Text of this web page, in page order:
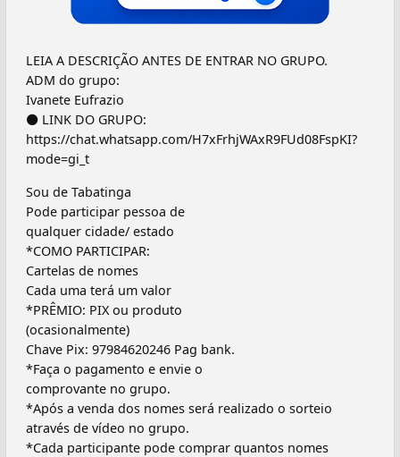
LEIA A DESCRIÇÃO ANTES DE ENTRAR NO GRUPO.
ADM do grupo:
Ivanete Eufrazio
⚫ LINK DO GRUPO:
https://chat.whatsapp.com/H7xFrhjWAxR9FUd08FspKI?
mode=gi_t
Sou de Tabatinga
Pode participar pessoa de
qualquer cidade/ estado
*COMO PARTICIPAR:
Cartelas de nomes
Cada uma terá um valor
*PRÊMIO: PIX ou produto
(ocasionalmente)
Chave Pix: 97984620246 Pag bank.
*Faça o pagamento e envie o
comprovante no grupo.
*Após a venda dos nomes será realizado o sorteio
através de vídeo no grupo.
*Cada participante pode comprar quantos nomes